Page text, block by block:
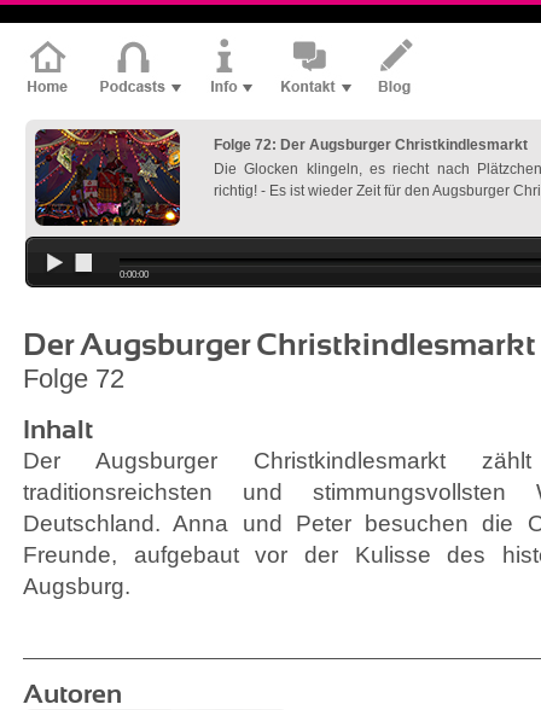
Folge 72: Der Augsburger Christkindlesmarkt
Die Glocken klingeln, es riecht nach
richtig! - Es ist wieder Zeit für den Augsburger
0:00:00
Der Augsburger Christkindlesmarkt
Folge 72
Inhalt
Der Augsburger Christkindlesmarkt
traditionsreichsten und stimmungsvollsten
Deutschland. Anna und Peter besuchen die
Freunde, aufgebaut vor der Kulisse des
Augsburg.
Autoren